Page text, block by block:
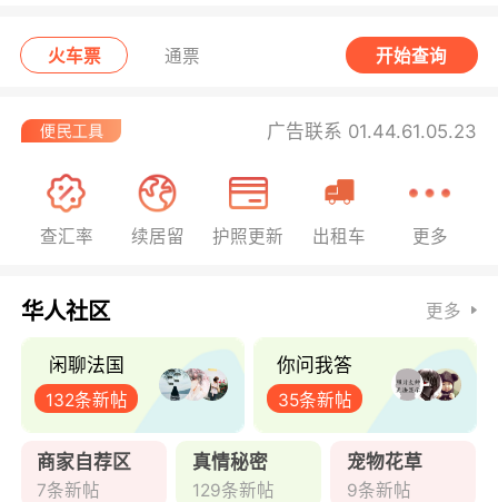
惕度假租房三大陷阱！伊夫里结核病筛
西班牙小偷在法行窃被捕！
火车票 通票 开始查询
广告联系 01.44.61.05.23
查汇率 续居留 护照更新 出租车 更多
华人社区 更多
闲聊法国
132条新帖
你问我答
35条新帖
商家自荐区
7条新帖
真情秘密
129条新帖
宠物花草
9条新帖